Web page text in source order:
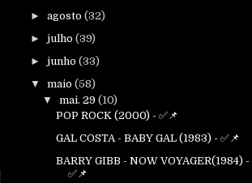
► agosto (32)
► julho (39)
► junho (33)
▼ maio (58)
▼mai. 29(10)
POP ROCK (2000) - ✅📌
GAL COSTA - BABY GAL (1983) - ✅📌
BARRY GIBB - NOW VOYAGER(1984) -
✅📌